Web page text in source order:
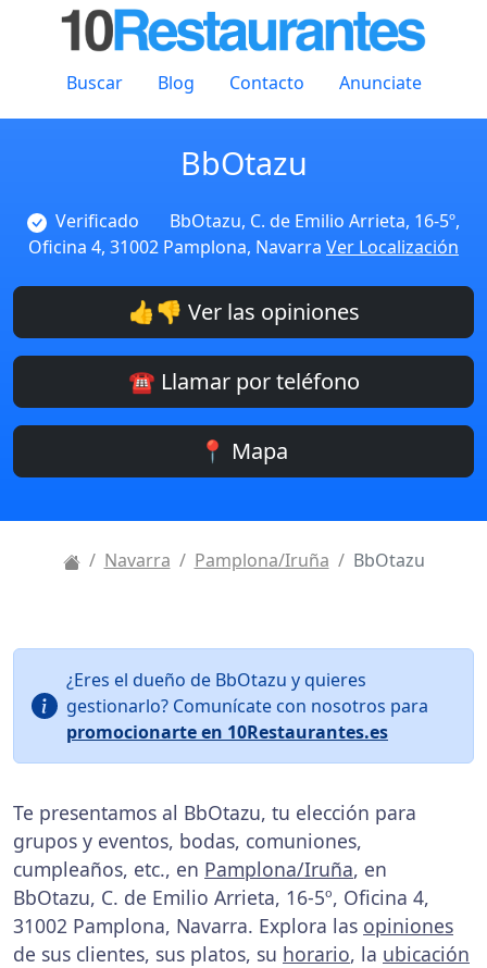
Buscar Blog Contacto Anunciate
BbOtazu
Verificado
BbOtazu, C. de Emilio Arrieta, 16-5º,
Oficina 4, 31002 Pamplona, Navarra Ver Localización
👍👎 Ver las opiniones
☎️ Llamar por teléfono
📍 Mapa
Navarra Pamplona/Iruña BbOtazu
¿Eres el dueño de BbOtazu y quieres
gestionarlo? Comunícate con nosotros para
promocionarte en 10Restaurantes.es
Te presentamos al BbOtazu, tu elección para
grupos y eventos, bodas, comuniones,
cumpleaños, etc., en Pamplona/Iruña, en
BbOtazu, C. de Emilio Arrieta, 16-5º, Oficina 4,
31002 Pamplona, Navarra. Explora las opiniones
de sus clientes, sus platos, su horario, la ubicación